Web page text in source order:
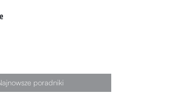
poradniki